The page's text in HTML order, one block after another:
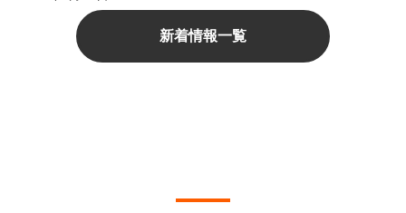
新着情報一覧